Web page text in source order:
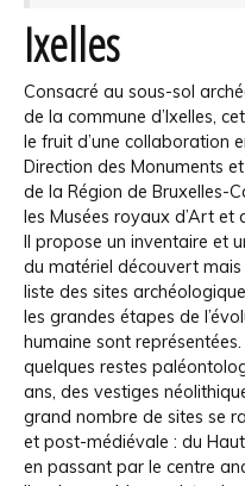
Ixelles
Consacré au sous-sol
de la commune d’Ixelles,
le fruit d’une collaboration
Direction des Monuments
de la Région de Bruxelles-
les Musées royaux d’Art et
Il propose un inventaire et
du matériel découvert mais
liste des sites
les grandes étapes de
humaine sont
quelques restes
ans, des vestiges
grand nombre de sites se
et post-médiévale : du
en passant par le centre